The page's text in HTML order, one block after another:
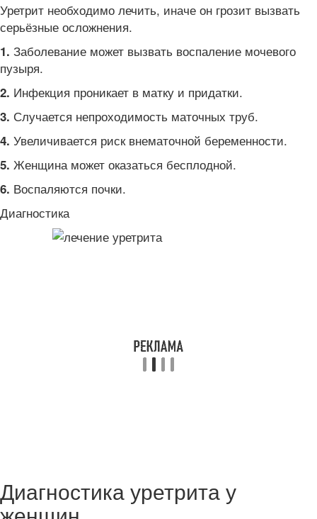
Уретрит необходимо лечить, иначе он грозит вызвать
серьёзные осложнения.
1. Заболевание может вызвать воспаление мочевого
пузыря.
2. Инфекция проникает в матку и придатки.
3. Случается непроходимость маточных труб.
4. Увеличивается риск внематочной беременности.
5. Женщина может оказаться бесплодной.
6. Воспаляются почки.
Диагностика
Диагностика уретрита у